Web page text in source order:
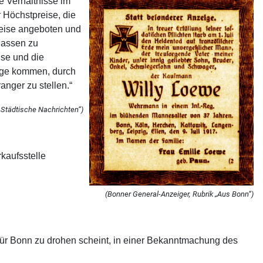
Höchstpreise, die
angeboten und
zu
und die
kommen, durch
zu stellen.“
Nachrichten“)
(Bonner General-Anzeiger, Rubrik „Aus Bonn“)
Bonn zu drohen scheint, in einer Bekanntmachung des